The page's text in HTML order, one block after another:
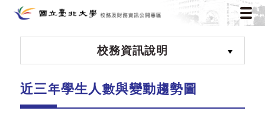
校務資訊說明
近三年學生人數與變動趨勢圖